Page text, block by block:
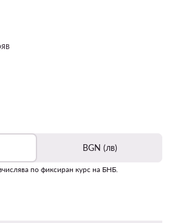
BGN (лв)
по фиксиран курс на БНБ.